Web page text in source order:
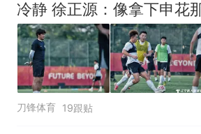
冷静 徐正源：像拿下申花
刀锋体育 19跟贴